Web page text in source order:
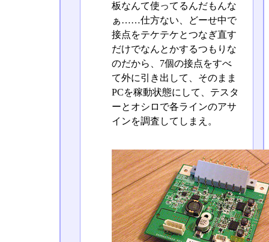
板なんて使ってるんだもんな
ぁ……仕方ない、どーせ中で
接点をテケテケとつなぎ直す
だけでなんとかするつもりな
のだから、7個の接点をすべ
て外に引き出して、そのまま
PCを稼動状態にして、テスタ
ーとオシロで各ラインのアサ
インを調査してしまえ。